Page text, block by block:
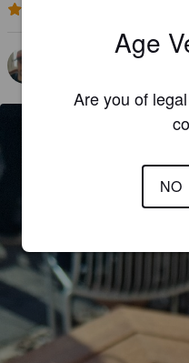
Age
Are you of
NO